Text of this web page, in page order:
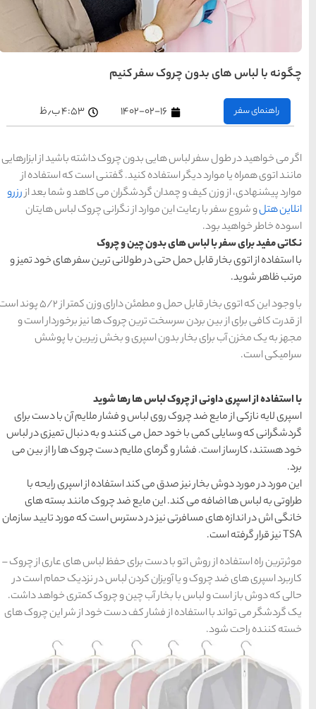
۴:۵۳ ب٫ظ
داشته باشید از ابزارهایی
گفتنی است که استفاده از
می کاهد و شما بعد ازرزرو
چروک لباس هایتان
چروک
ترین سفر های خود تمیز و
با وجود این که اتوی بخار قابل حمل و مطمئن دارای وزن کمتر از 5/2 پوند است
ها نیز برخوردار است و
بخش زیرین با پوشش
شوید
فشار ملایم آن با دست برای
و به دنبال تمیزی در لباس
دست چروک ها را از بین می
از اسپری رایحه با
چروک مانند بسته های
است که مورد تایید سازمان
حفظ لباس های عاری از چروک –
در نزدیک حمام است در
و چروک کمتری خواهد داشت.
دست خود از شر این چروک های
های
راهنمای
سفر به
کیش
هتل
های
شیراز
راهنمای
سفر به
شیراز
رزرو
قشم
قشم
رزرو
هتل
های
قشم
مشهد
رزرو
های
مشهد
اصفهان
رزرو هتل
های
اصفهان
تبریز
رزرو
های یزد
یزد
رزرو
های
دسته بندی ها
آداب و رسوم(184)
اخبار(266)
انواع سفر(73)
جهانگردی(692)
حمل و نقل(125)
راهنمای سفر
سفرهای پیشنهادی(133)